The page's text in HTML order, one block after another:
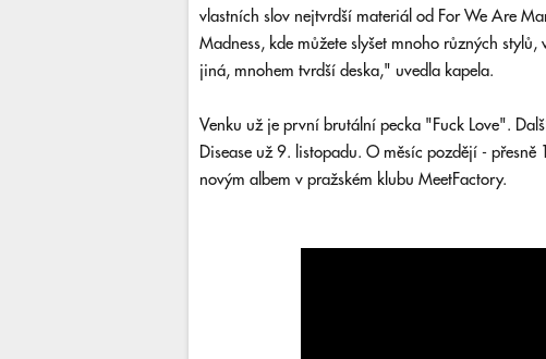
vlastních slov nejtvrdší materiál od For We Are
Madness, kde můžete slyšet mnoho různých
jiná, mnohem tvrdší deska," uvedla kapela.
Venku už je první brutální pecka "Fuck Love".
Disease už 9. listopadu. O měsíc pozdějí -
novým albem v pražském klubu MeetFactory.